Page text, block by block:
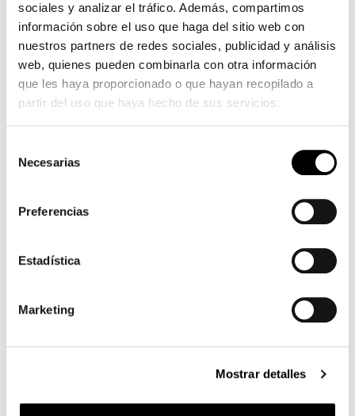
sociales y analizar el tráfico. Además, compartimos
información sobre el uso que haga del sitio web con
nuestros partners de redes sociales, publicidad y análisis
web, quienes pueden combinarla con otra información
que les haya proporcionado o que hayan recopilado a
partir del uso que haya hecho de sus servicios.
Necesarias
Preferencias
Estadística
Marketing
Mostrar detalles